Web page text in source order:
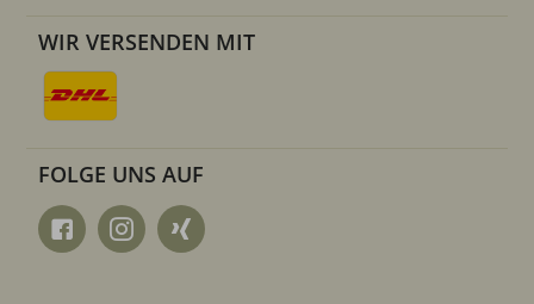
WIR VERSENDEN MIT
FOLGE UNS AUF